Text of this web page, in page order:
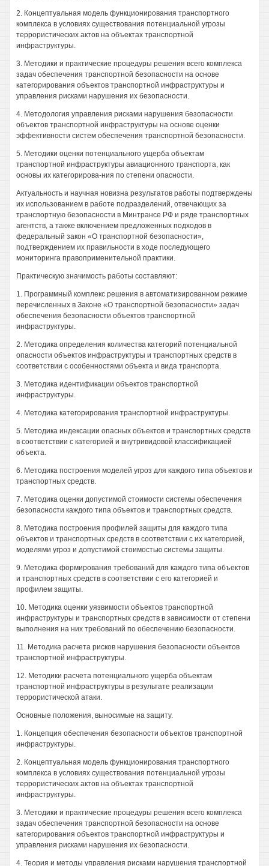
2. Концептуальная модель функционирования транспортного
комплекса в условиях существования потенциальной угрозы
террористических актов на объектах транспортной
инфраструктуры.
3. Методики и практические процедуры решения всего комплекса
задач обеспечения транспортной безопасности на основе
категорирования объектов транспортной инфраструктуры и
управления рисками нарушения их безопасности.
4. Методология управления рисками нарушения безопасности
объектов транспортной инфраструктуры на основе оценки
эффективности систем обеспечения транспортной безопасности.
5. Методики оценки потенциального ущерба объектам
транспортной инфраструктуры авиационного транспорта, как
основы их категорирова-ния по степени опасности.
Актуальность и научная новизна результатов работы подтверждены
их использованием в работе подразделений, отвечающих за
транспортную безопасности в Минтрансе РФ и ряде транспортных
агентств, а также включением предложенных подходов в
федеральный закон «О транспортной безопасности»,
подтверждением их правильности в ходе последующего
мониторинга правоприменительной практики.
Практическую значимость работы составляют:
1. Программный комплекс решения в автоматизированном режиме
перечисленных в Законе «О транспортной безопасности» задач
обеспечения безопасности объектов транспортной
инфраструктуры.
2. Методика определения количества категорий потенциальной
опасности объектов инфраструктуры и транспортных средств в
соответствии с особенностями объекта и вида транспорта.
3. Методика идентификации объектов транспортной
инфраструктуры.
4. Методика категорирования транспортной инфраструктуры.
5. Методика индексации опасных объектов и транспортных средств
в соответствии с категорией и внутривидовой классификацией
объекта.
6. Методика построения моделей угроз для каждого типа объектов и
транспортных средств.
7. Методика оценки допустимой стоимости системы обеспечения
безопасности каждого типа объектов и транспортных средств.
8. Методика построения профилей защиты для каждого типа
объектов и транспортных средств в соответствии с их категорией,
моделями угроз и допустимой стоимостью системы защиты.
9. Методика формирования требований для каждого типа объектов
и транспортных средств в соответствии с его категорией и
профилем защиты.
10. Методика оценки уязвимости объектов транспортной
инфраструктуры и транспортных средств в зависимости от степени
выполнения на них требований по обеспечению безопасности.
11. Методика расчета рисков нарушения безопасности объектов
транспортной инфраструктуры.
12. Методики расчета потенциального ущерба объектам
транспортной инфраструктуры в результате реализации
террористической атаки.
Основные положения, выносимые на защиту.
1. Концепция обеспечения безопасности объектов транспортной
инфраструктуры.
2. Концептуальная модель функционирования транспортного
комплекса в условиях существования потенциальной угрозы
террористических актов на объектах транспортной
инфраструктуры.
3. Методики и практические процедуры решения всего комплекса
задач обеспечения транспортной безопасности на основе
категорирования объектов транспортной инфраструктуры и
управления рисками нарушения их безопасности.
4. Теория и методы управления рисками нарушения транспортной